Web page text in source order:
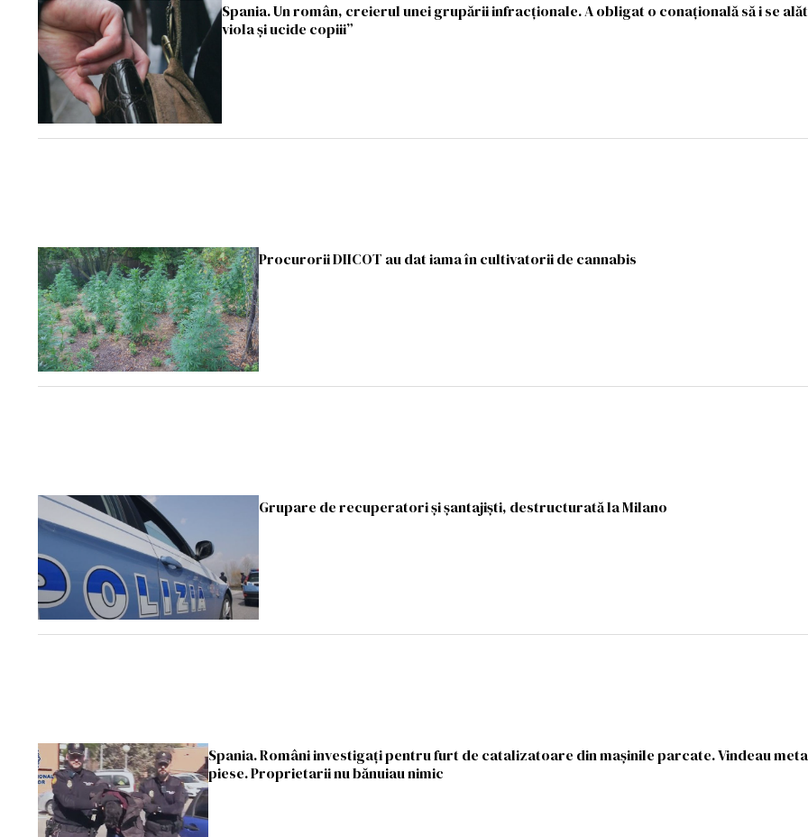
Spania. Un român, creierul unei grupării infracționale. A obligat o conațională să i se
viola și ucide copiii”
Procurorii DIICOT au dat iama în cultivatorii de cannabis
Grupare de recuperatori și șantajiști, destructurată la Milano
Spania. Români investigaţi pentru furt de catalizatoare din mașinile parcate. Vindeau
piese. Proprietarii nu bănuiau nimic